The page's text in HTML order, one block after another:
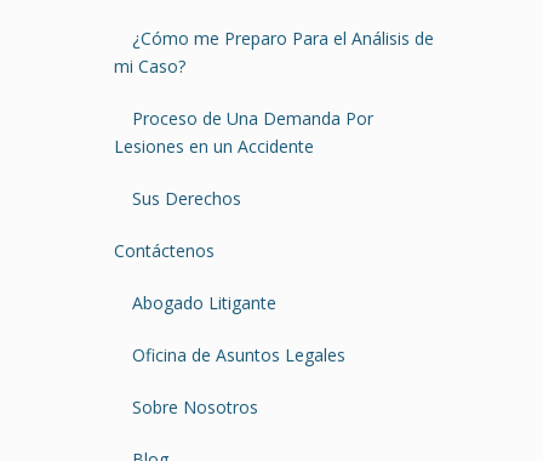
¿Cómo me Preparo Para el Análisis de
mi Caso?
Proceso de Una Demanda Por
Lesiones en un Accidente
Sus Derechos
Contáctenos
Abogado Litigante
Oficina de Asuntos Legales
Sobre Nosotros